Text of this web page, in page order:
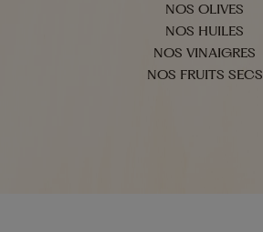
NOS OLIVES
NOS HUILES
NOS VINAIGRES
NOS FRUITS SECS